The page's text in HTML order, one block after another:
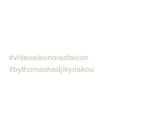
#videoeleonorasfalcon
#bythomashadjikyriakou